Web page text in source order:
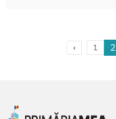
‹ 1 2